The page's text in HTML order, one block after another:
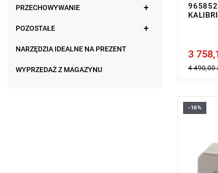
PRZECHOWYWANIE
POZOSTAŁE
NARZĘDZIA IDEALNE NA PREZENT
WYPRZEDAŻ Z MAGAZYNU
Price tax
3
4 490,00
-16%